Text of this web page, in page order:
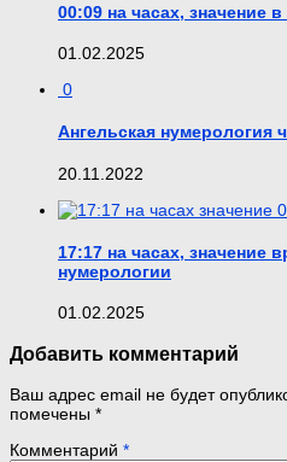
00:09 на часах, значение
01.02.2025
0
Ангельская нумерология
20.11.2022
0
17:17 на часах, значение
нумерологии
01.02.2025
Добавить комментарий
Ваш адрес email не будет
помечены *
Комментарий *